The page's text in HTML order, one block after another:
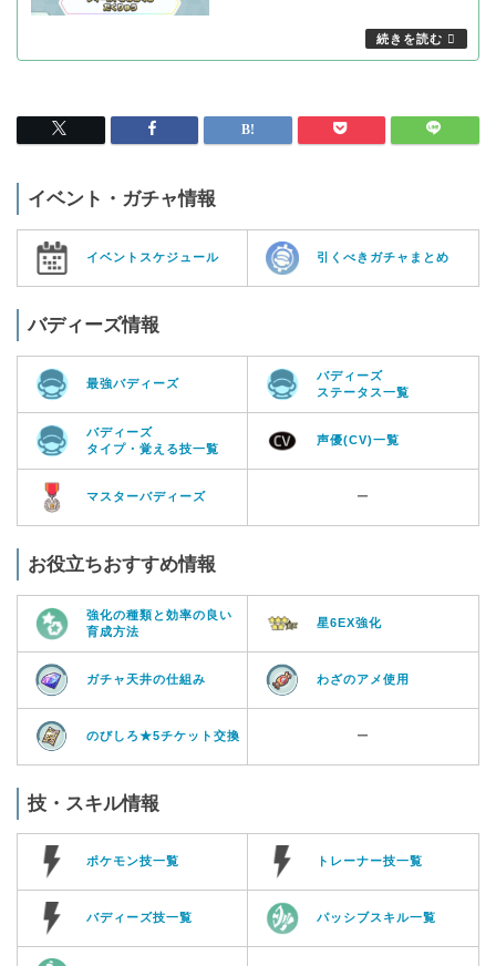
イベント・ガチャ情報
イベントスケジュール 引くべきガチャまとめ
バディーズ情報
最強バディーズ
バディーズ
ステータス一覧
バディーズ
タイプ・覚える技一覧
声優(CV)一覧
マスターバディーズ ー
お役立ちおすすめ情報
強化の種類と効率の良い
育成方法
星6EX強化
ガチャ天井の仕組み わざのアメ使用
のびしろ★5チケット交換 ー
技・スキル情報
ポケモン技一覧 トレーナー技一覧
バディーズ技一覧 パッシブスキル一覧